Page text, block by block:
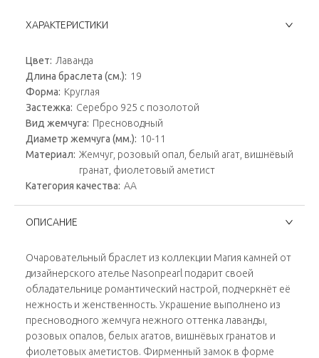
ХАРАКТЕРИСТИКИ
Цвет: Лаванда
Длина браслета (см.): 19
Форма: Круглая
Застежка: Серебро 925 с позолотой
Вид жемчуга: Пресноводный
Диаметр жемчуга (мм.): 10-11
Материал: Жемчуг, розовый опал, белый агат, вишнёвый
гранат, фиолетовый аметист
Категория качества: АА
ОПИСАНИЕ
Очаровательный браслет из коллекции Магия камней от
дизайнерского ателье Nasonpearl подарит своей
обладательнице романтический настрой, подчеркнёт её
нежность и женственность. Украшение выполнено из
пресноводного жемчуга нежного оттенка лаванды,
розовых опалов, белых агатов, вишнёвых гранатов и
фиолетовых аметистов. Фирменный замок в форме